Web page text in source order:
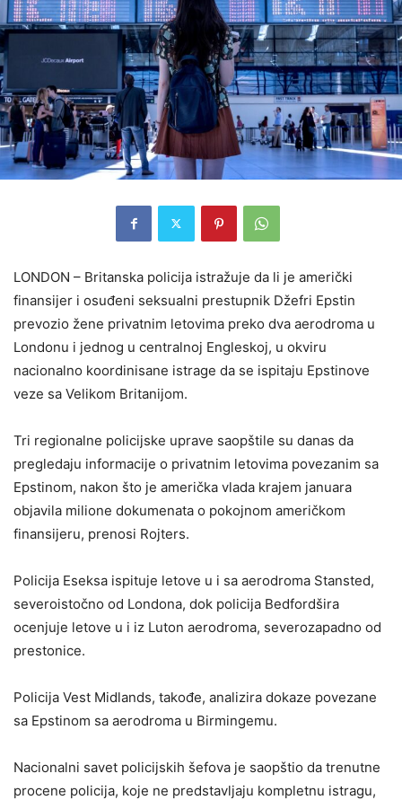
LONDON – Britanska policija istražuje da li je američki
finansijer i osuđeni seksualni prestupnik Džefri Epstin
prevozio žene privatnim letovima preko dva aerodroma u
Londonu i jednog u centralnoj Engleskoj, u okviru
nacionalno koordinisane istrage da se ispitaju Epstinove
veze sa Velikom Britanijom.
Tri regionalne policijske uprave saopštile su danas da
pregledaju informacije o privatnim letovima povezanim sa
Epstinom, nakon što je američka vlada krajem januara
objavila milione dokumenata o pokojnom američkom
finansijeru, prenosi Rojters.
Policija Eseksa ispituje letove u i sa aerodroma Stansted,
severoistočno od Londona, dok policija Bedfordšira
ocenjuje letove u i iz Luton aerodroma, severozapadno od
prestonice.
Policija Vest Midlands, takođe, analizira dokaze povezane
sa Epstinom sa aerodroma u Birmingemu.
Nacionalni savet policijskih šefova je saopštio da trenutne
procene policija, koje ne predstavljaju kompletnu istragu,